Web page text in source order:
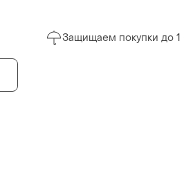
Защищаем покупки до 1